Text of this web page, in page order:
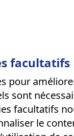
facultatifs
pour
sont
facultatifs
le